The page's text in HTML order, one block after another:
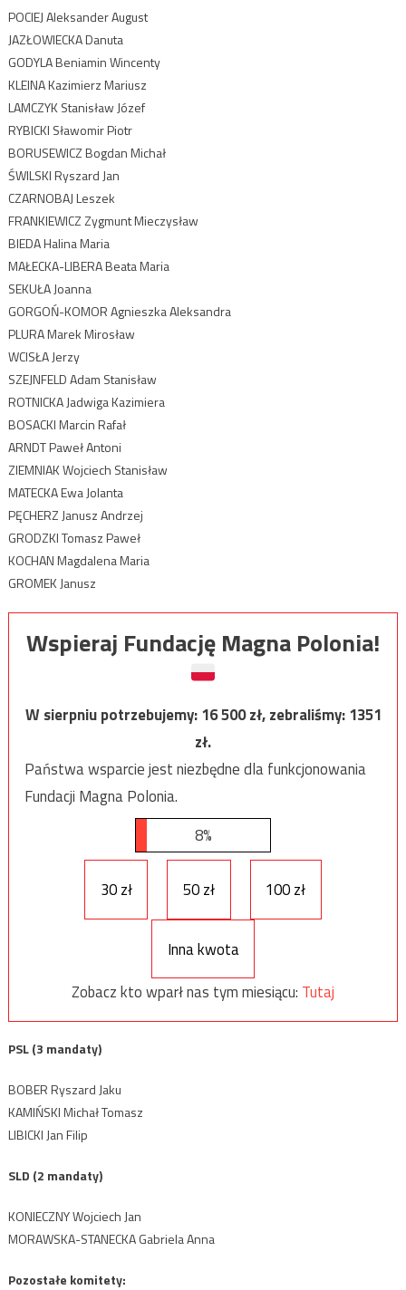
POCIEJ Aleksander August
JAZŁOWIECKA Danuta
GODYLA Beniamin Wincenty
KLEINA Kazimierz Mariusz
LAMCZYK Stanisław Józef
RYBICKI Sławomir Piotr
BORUSEWICZ Bogdan Michał
ŚWILSKI Ryszard Jan
CZARNOBAJ Leszek
FRANKIEWICZ Zygmunt Mieczysław
BIEDA Halina Maria
MAŁECKA-LIBERA Beata Maria
SEKUŁA Joanna
GORGOŃ-KOMOR Agnieszka Aleksandra
PLURA Marek Mirosław
WCISŁA Jerzy
SZEJNFELD Adam Stanisław
ROTNICKA Jadwiga Kazimiera
BOSACKI Marcin Rafał
ARNDT Paweł Antoni
ZIEMNIAK Wojciech Stanisław
MATECKA Ewa Jolanta
PĘCHERZ Janusz Andrzej
GRODZKI Tomasz Paweł
KOCHAN Magdalena Maria
GROMEK Janusz
Wspieraj Fundację Magna Polonia!
W sierpniu potrzebujemy:16 500zł, zebraliśmy:1351
zł.
Państwa wsparcie jest niezbędne dla funkcjonowania
Fundacji Magna Polonia.
8%
30 zł 50 zł 100 zł
Inna kwota
Zobacz kto wparł nas tym miesiącu: Tutaj
PSL (3 mandaty)
BOBER Ryszard Jaku
KAMIŃSKI Michał Tomasz
LIBICKI Jan Filip
SLD (2 mandaty)
KONIECZNY Wojciech Jan
MORAWSKA-STANECKA Gabriela Anna
Pozostałe komitety: